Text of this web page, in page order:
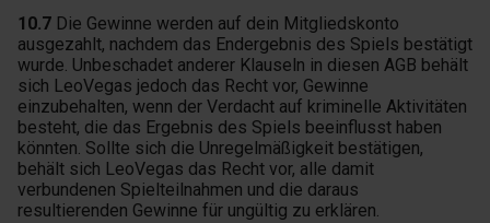
10.7 Die Gewinne werden auf dein Mitgliedskonto
ausgezahlt, nachdem das Endergebnis des Spiels bestätigt
wurde. Unbeschadet anderer Klauseln in diesen AGB behält
sich LeoVegas jedoch das Recht vor, Gewinne
einzubehalten, wenn der Verdacht auf kriminelle Aktivitäten
besteht, die das Ergebnis des Spiels beeinflusst haben
könnten. Sollte sich die Unregelmäßigkeit bestätigen,
behält sich LeoVegas das Recht vor, alle damit
verbundenen Spielteilnahmen und die daraus
resultierenden Gewinne für ungültig zu erklären.